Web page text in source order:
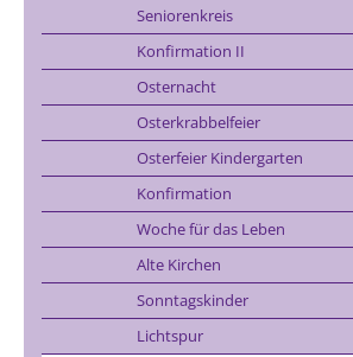
Seniorenkreis
Konfirmation II
Osternacht
Osterkrabbelfeier
Osterfeier Kindergarten
Konfirmation
Woche für das Leben
Alte Kirchen
Sonntagskinder
Lichtspur